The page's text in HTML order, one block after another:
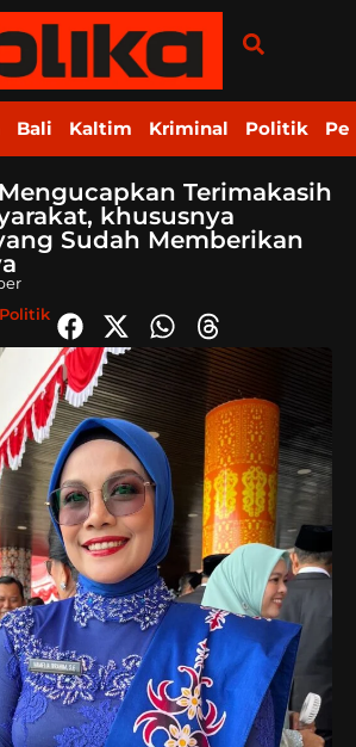
Bali Kaltim Kriminal Politik
Terimakasih
khususnya
Sudah Memberikan
Politik